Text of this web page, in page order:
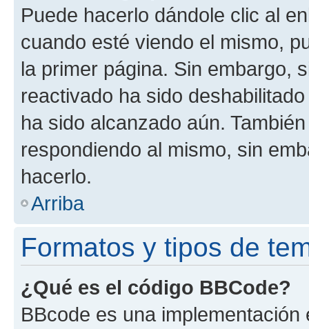
Puede hacerlo dándole clic al
cuando esté viendo el mismo,
la primer página. Sin embargo,
reactivado ha sido
ha sido alcanzado aún.
respondiendo al mismo, sin
hacerlo.
Arriba
Formatos y tipos de
¿Qué es el código BBCode?
BBcode es una